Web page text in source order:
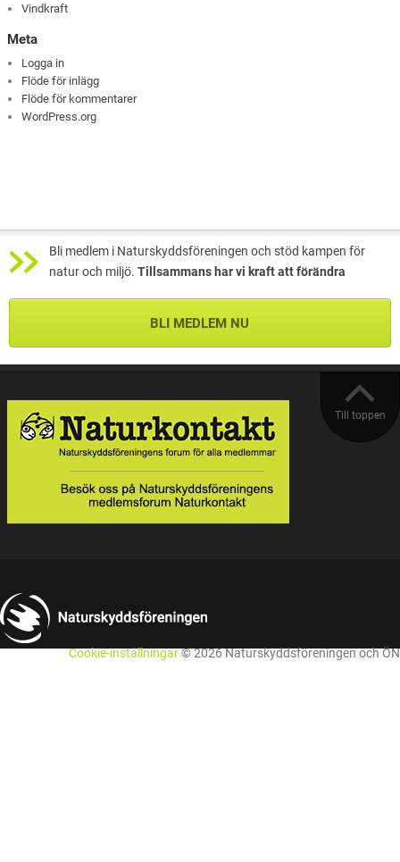
Vindkraft
Meta
Logga in
Flöde för inlägg
Flöde för kommentarer
WordPress.org
Bli medlem i Naturskyddsföreningen och stöd kampen för
natur och miljö. Tillsammans har vi kraft att förändra
BLI MEDLEM NU
Till toppen
Cookie-inställningar© 2026 Naturskyddsföreningen och ÖN